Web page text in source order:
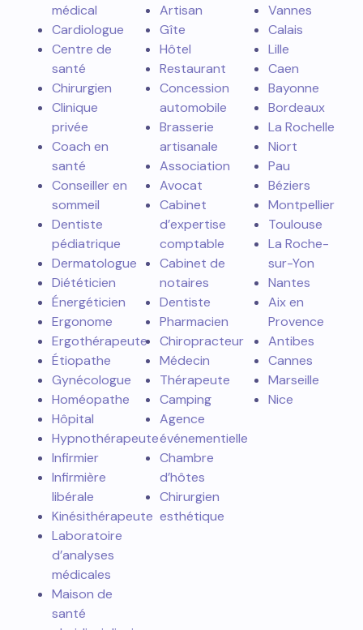
médical
Cardiologue
Centre de
santé
Chirurgien
Clinique
privée
Coach en
santé
Conseiller en
sommeil
Dentiste
pédiatrique
Dermatologue
Diététicien
Énergéticien
Ergonome
Ergothérapeute
Étiopathe
Gynécologue
Homéopathe
Hôpital
Hypnothérapeute
Infirmier
Infirmière
libérale
Kinésithérapeute
Laboratoire
d’analyses
médicales
Maison de
santé
Artisan
Gîte
Hôtel
Restaurant
Concession
automobile
Brasserie
artisanale
Association
Avocat
Cabinet
d’expertise
comptable
Cabinet de
notaires
Dentiste
Pharmacien
Chiropracteur
Médecin
Thérapeute
Camping
Agence
événementielle
Chambre
d’hôtes
Chirurgien
esthétique
Vannes
Calais
Lille
Caen
Bayonne
Bordeaux
La Rochelle
Niort
Pau
Béziers
Montpellier
Toulouse
La Roche-
sur-Yon
Nantes
Aix en
Provence
Antibes
Cannes
Marseille
Nice